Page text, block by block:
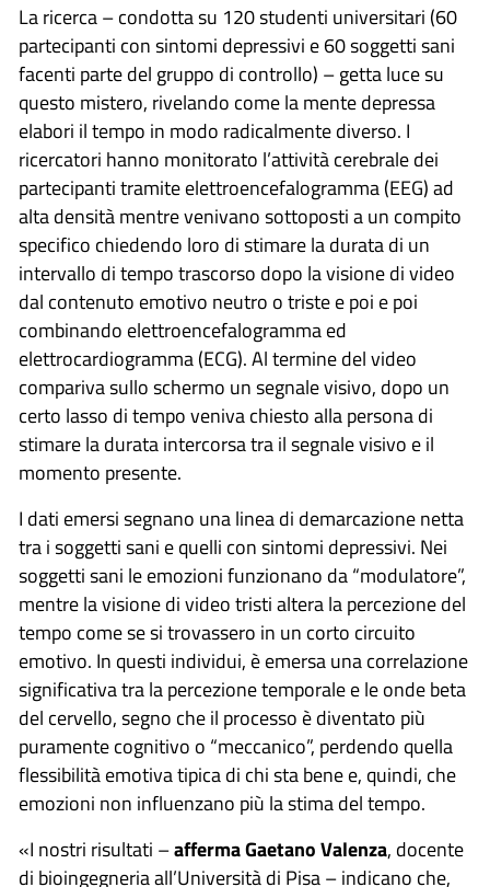
La ricerca – condotta su 120 studenti universitari (60
partecipanti con sintomi depressivi e 60 soggetti sani
facenti parte del gruppo di controllo) – getta luce su
questo mistero, rivelando come la mente depressa
elabori il tempo in modo radicalmente diverso. I
ricercatori hanno monitorato l’attività cerebrale dei
partecipanti tramite elettroencefalogramma (EEG) ad
alta densità mentre venivano sottoposti a un compito
specifico chiedendo loro di stimare la durata di un
intervallo di tempo trascorso dopo la visione di video
dal contenuto emotivo neutro o triste e poi e poi
combinando elettroencefalogramma ed
elettrocardiogramma (ECG). Al termine del video
compariva sullo schermo un segnale visivo, dopo un
certo lasso di tempo veniva chiesto alla persona di
stimare la durata intercorsa tra il segnale visivo e il
momento presente.
I dati emersi segnano una linea di demarcazione netta
tra i soggetti sani e quelli con sintomi depressivi. Nei
soggetti sani le emozioni funzionano da “modulatore”,
mentre la visione di video tristi altera la percezione del
tempo come se si trovassero in un corto circuito
emotivo. In questi individui, è emersa una correlazione
significativa tra la percezione temporale e le onde beta
del cervello, segno che il processo è diventato più
puramente cognitivo o “meccanico”, perdendo quella
flessibilità emotiva tipica di chi sta bene e, quindi, che
emozioni non influenzano più la stima del tempo.
«I nostri risultati –afferma Gaetano Valenza, docente
di bioingegneria all’Università di Pisa – indicano che,